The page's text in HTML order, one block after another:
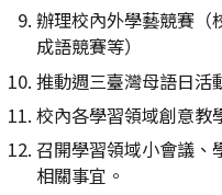
辦理校內外學藝競賽（
成語競賽等）
推動週三臺灣母語日活
校內各學習領域創意教
召開學習領域小會議、
相關事宜。